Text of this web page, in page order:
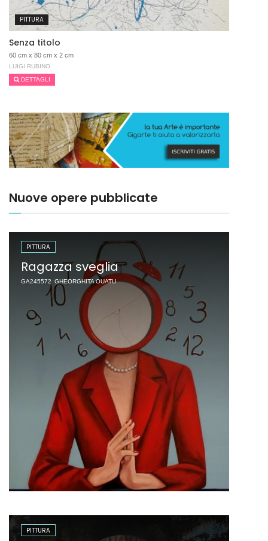
PITTURA
Senza titolo
60 cm x 80 cm x 2 cm
LUIGI RUBINO
DETTAGLI
Nuove opere pubblicate
PITTURA
Ragazza sveglia
GA245572 GHEORGHITA OUATU
PITTURA